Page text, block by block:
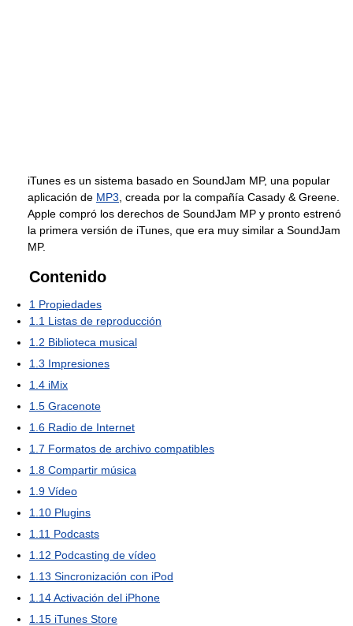
iTunes es un sistema basado en SoundJam MP, una popular
aplicación de MP3 , creada por la compañía Casady & Greene.
Apple compró los derechos de SoundJam MP y pronto estrenó
la primera versión de iTunes, que era muy similar a SoundJam
MP.
Contenido
1 Propiedades
1.1 Listas de reproducción
1.2 Biblioteca musical
1.3 Impresiones
1.4 iMix
1.5 Gracenote
1.6 Radio de Internet
1.7 Formatos de archivo compatibles
1.8 Compartir música
1.9 Vídeo
1.10 Plugins
1.11 Podcasts
1.12 Podcasting de vídeo
1.13 Sincronización con iPod
1.14Activación del iPhone
1.15 iTunes Store